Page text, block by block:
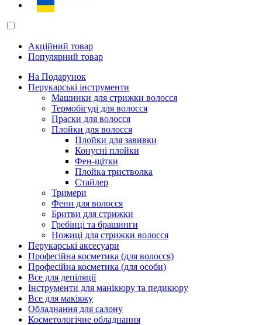
Акційний товар
Популярний товар
На Подарунок
Перукарські інструменти
Машинки для стрижки волосся
Термобігуді для волосся
Праски для волосся
Плойки для волосся
Плойки для завивки
Конусні плойки
Фен-щітки
Плойка тристволка
Стайлер
Тримери
Фени для волосся
Бритви для стрижки
Гребінці та брашинги
Ножиці для стрижки волосся
Перукарські аксесуари
Професійна косметика (для волосся)
Професійна косметика (для особи)
Все для депіляції
Інструменти для манікюру та педикюру
Все для макіяжу
Обладнання для салону
Косметологічне обладнання